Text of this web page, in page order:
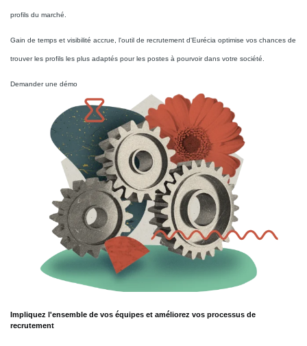
profils du marché.
Gain de temps et visibilité accrue, l'outil de recrutement d'Eurécia optimise vos chances de
trouver les profils les plus adaptés pour les postes à pourvoir dans votre société.
Demander une démo
Impliquez l'ensemble de vos équipes et améliorez vos processus de
recrutement